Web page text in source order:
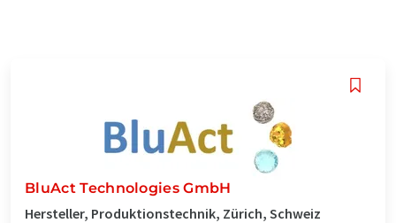
BluAct Technologies GmbH
Hersteller, Produktionstechnik, Zürich, Schweiz